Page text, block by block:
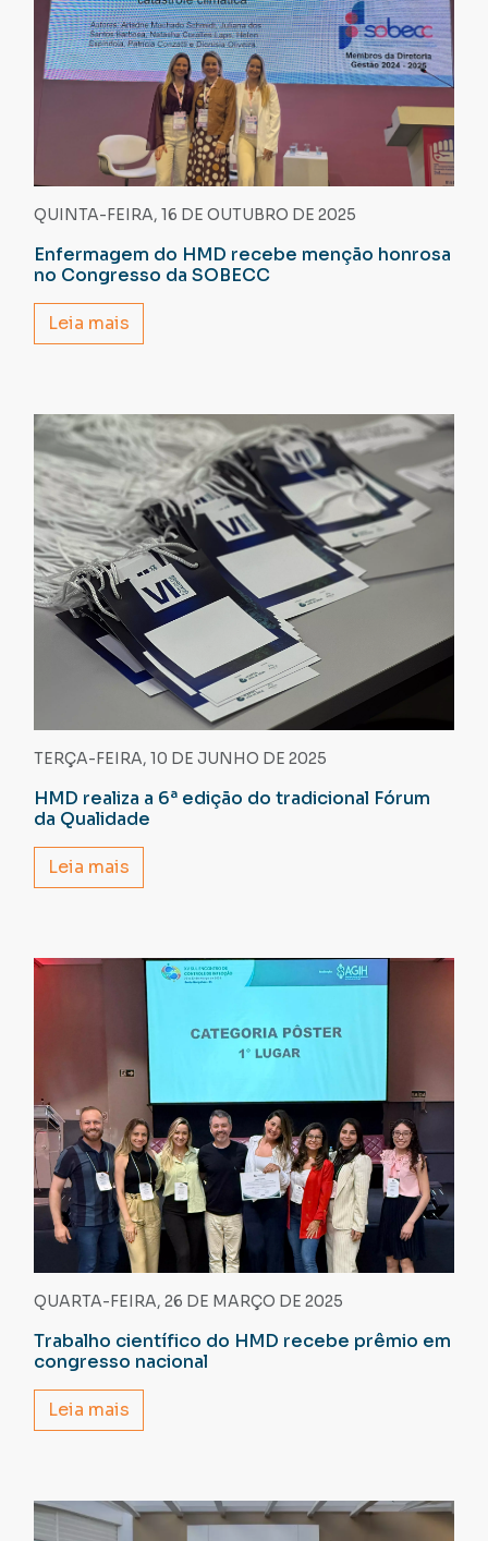
QUINTA-FEIRA, 16 DE OUTUBRO DE 2025
Enfermagem do HMD recebe menção honrosa
no Congresso da SOBECC
Leia mais
TERÇA-FEIRA, 10 DE JUNHO DE 2025
HMD realiza a 6ª edição do tradicional Fórum
da Qualidade
Leia mais
QUARTA-FEIRA, 26 DE MARÇO DE 2025
Trabalho científico do HMD recebe prêmio em
congresso nacional
Leia mais